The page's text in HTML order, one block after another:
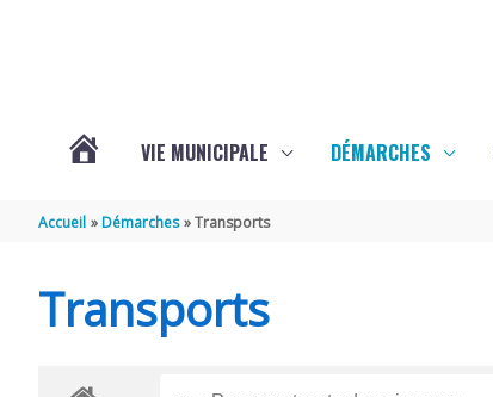
VIE MUNICIPALE DÉMARCHES
Accueil Démarches Transports
Transports